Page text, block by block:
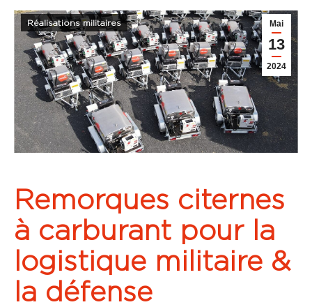
Mai
13
2024
Réalisations militaires
Remorques citernes
à carburant pour la
logistique militaire &
la défense